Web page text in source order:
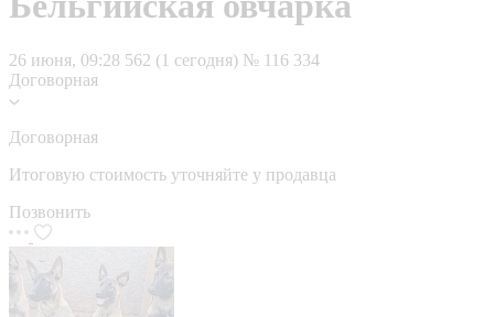
26 июня, 09:28 562 (1 сегодня) № 116 334
Договорная
Договорная
Итоговую стоимость уточняйте у продавца
Позвонить